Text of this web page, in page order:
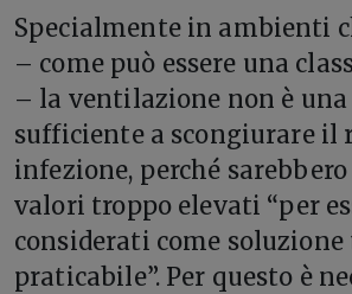
Specialmente in ambienti
– come può essere una
– la ventilazione non è
sufficiente a scongiurare il
infezione, perché
valori troppo elevati “per
considerati come soluzione
praticabile”. Per questo è